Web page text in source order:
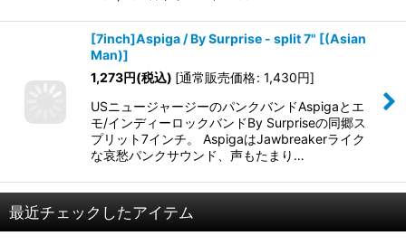
[7inch]Aspiga / By Surprise - split 7" [(Asian
Man)]
1,273円(税込) [通常販売価格: 1,430円]
USニュージャージーのパンクバンドAspigaとエ
モ/インディーロックバンドBy Surpriseの同郷ス
プリット7インチ。 AspigaはJawbreakerライク
な哀愁パンクサウンド、声もたまり…
最近チェックしたアイテム